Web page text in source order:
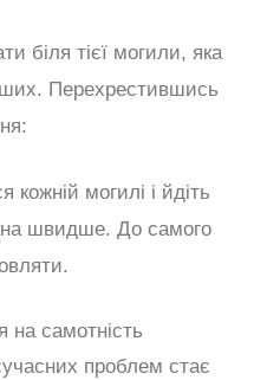
біля тієї могили, яка
Перехрестившись
кожній могилі і йдіть
швидше. До самого
на самотність
проблем стає